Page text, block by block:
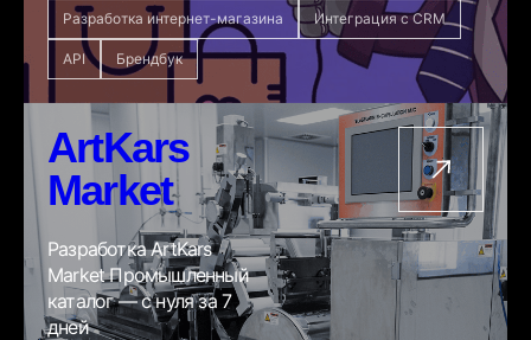
Разработка интернет-магазина Интеграция с CRM
API Брендбук
ArtKars
Market
Разработка ArtKars
Market Промышленный
каталог — с нуля за 7
дней